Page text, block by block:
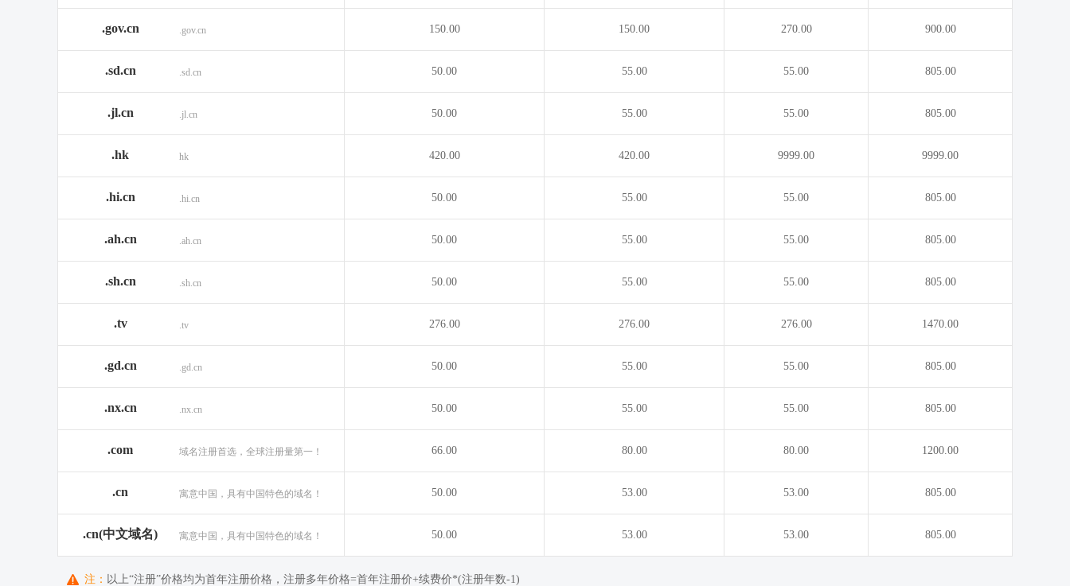
.gov.cn .gov.cn 150.00 150.00 270.00 900.00
.sd.cn .sd.cn 50.00 55.00 55.00 805.00
.jl.cn .jl.cn 50.00 55.00 55.00 805.00
.hk hk 420.00 420.00 9999.00 9999.00
.hi.cn .hi.cn 50.00 55.00 55.00 805.00
.ah.cn .ah.cn 50.00 55.00 55.00 805.00
.sh.cn .sh.cn 50.00 55.00 55.00 805.00
.tv .tv 276.00 276.00 276.00 1470.00
.gd.cn .gd.cn 50.00 55.00 55.00 805.00
.nx.cn .nx.cn 50.00 55.00 55.00 805.00
.com 域名注册首选，全球注册量第一！ 66.00 80.00 80.00 1200.00
.cn 寓意中国，具有中国特色的域名！ 50.00 53.00 53.00 805.00
.cn(中文域名) 寓意中国，具有中国特色的域名！ 50.00 53.00 53.00 805.00
注： 以上“注册”价格均为首年注册价格，注册多年价格=首年注册价+续费价*(注册年数-1)